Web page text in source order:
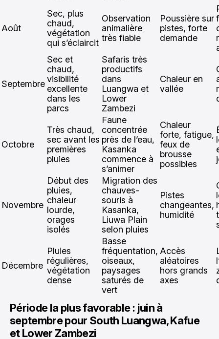
Août
Sec, plus
chaud,
végétation
qui s’éclaircit
Observation
animalière
très fiable
Poussière sur
pistes, forte
demande
Septembre
Sec et
chaud,
visibilité
excellente
dans les
parcs
Safaris très
productifs
dans
Luangwa et
Lower
Zambezi
Chaleur en
vallée
Octobre
Très chaud,
sec avant les
premières
pluies
Faune
concentrée
près de l’eau,
Kasanka
commence à
s’animer
Chaleur
forte, fatigue,
feux de
brousse
possibles
Novembre
Début des
pluies,
chaleur
lourde,
orages
isolés
Migration des
chauves-
souris à
Kasanka,
Liuwa Plain
selon pluies
Pistes
changeantes,
humidité
Décembre
Pluies
régulières,
végétation
dense
Basse
fréquentation,
oiseaux,
paysages
saturés de
vert
Accès
aléatoires
hors grands
axes
Période la plus favorable : juin à
septembre pour South Luangwa, Kafue
et Lower Zambezi